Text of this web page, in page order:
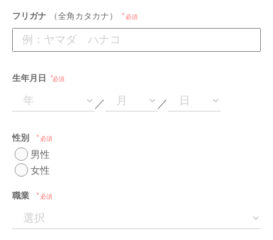
フリガナ （全角カタカナ） 必須
生年月日 必須
／ ／
性別 必須
男性
女性
職業 必須